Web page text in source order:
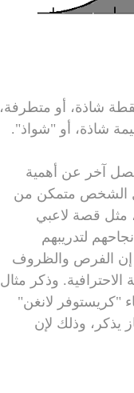
شاذة، أو متطرفة،
شاذة، أو "شواذ".
آخر عن أهمية
يمكنه أن يجعل الشخص متمكن من
مثل قصة لاعبي
لتدريبهم
إن الفرص والظروف
وذكر مثال
(160) مع مستوى ذكاء "كريستوفر لانغن"
يذكر، وذلك لإن